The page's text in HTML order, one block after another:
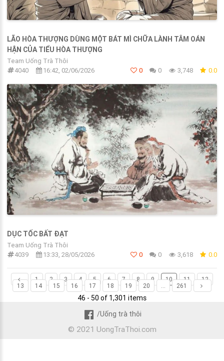
LÃO HÒA THƯỢNG DÙNG MỘT BÁT MÌ CHỮA LÀNH TÂM OÁN
HẬN CỦA TIỂU HÒA THƯỢNG
Team Uống Trà Thôi
4040
16:42, 02/06/2026 0 0 3,748 0.0
DỤC TỐC BẤT ĐẠT
Team Uống Trà Thôi
4039
13:33, 28/05/2026 0 0 3,618 0.0
1 2 3 4 5 6 7 8 9 10 11
12
13
14 15 16 17 18 19 20 ... 261
46 - 50 of 1,301 items
/Uống trà thôi
© 2021 UongTraThoi.com